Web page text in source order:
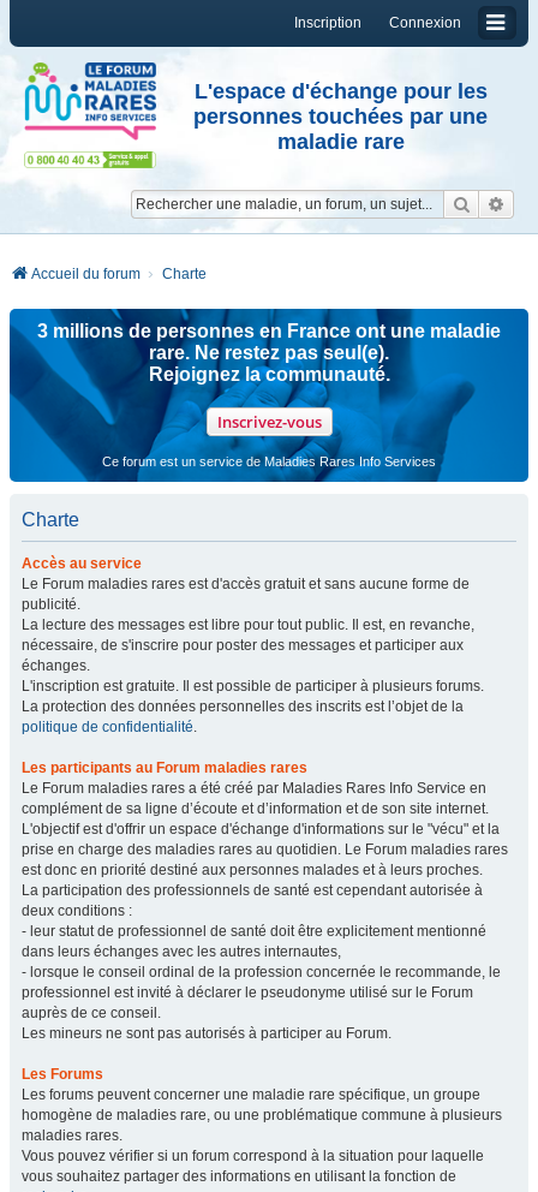
Connexion
Inscription
L'espace d'échange pour les
personnes touchées par une
maladie rare
Accueil du forum Charte
3 millions de personnes en France ont une maladie
rare. Ne restez pas seul(e).
Rejoignez la communauté.
Inscrivez-vous
Ce forum est un service de Maladies Rares Info Services
Charte
Accès au service
Le Forum maladies rares est d'accès gratuit et sans aucune forme de
publicité.
La lecture des messages est libre pour tout public. Il est, en revanche,
nécessaire, de s'inscrire pour poster des messages et participer aux
échanges.
L'inscription est gratuite. Il est possible de participer à plusieurs forums.
La protection des données personnelles des inscrits est l’objet de la
politique de confidentialité.
Les participants au Forum maladies rares
Le Forum maladies rares a été créé par Maladies Rares Info Service en
complément de sa ligne d’écoute et d’information et de son site internet.
L'objectif est d'offrir un espace d'échange d'informations sur le "vécu" et la
prise en charge des maladies rares au quotidien. Le Forum maladies rares
est donc en priorité destiné aux personnes malades et à leurs proches.
La participation des professionnels de santé est cependant autorisée à
deux conditions :
- leur statut de professionnel de santé doit être explicitement mentionné
dans leurs échanges avec les autres internautes,
- lorsque le conseil ordinal de la profession concernée le recommande, le
professionnel est invité à déclarer le pseudonyme utilisé sur le Forum
auprès de ce conseil.
Les mineurs ne sont pas autorisés à participer au Forum.
Les Forums
Les forums peuvent concerner une maladie rare spécifique, un groupe
homogène de maladies rare, ou une problématique commune à plusieurs
maladies rares.
Vous pouvez vérifier si un forum correspond à la situation pour laquelle
vous souhaitez partager des informations en utilisant la fonction de